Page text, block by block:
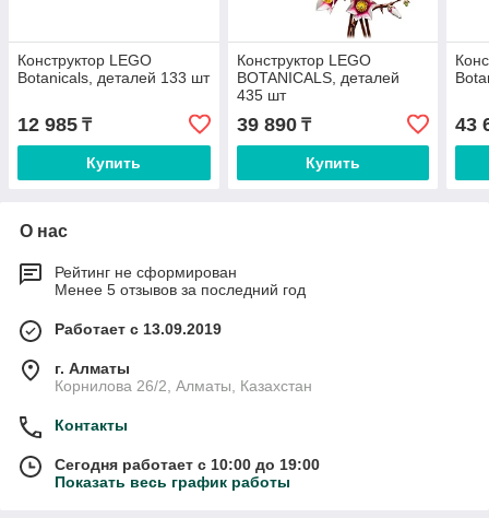
Конструктор LEGO
Botanicals, деталей 133 шт
12 985 ₸
Купить
Конструктор LEGO
BOTANICALS, деталей
435 шт
39 890₸
Купить
43
О нас
Рейтинг не сформирован
Менее 5 отзывов за последний год
Работает с 13.09.2019
г. Алматы
Корнилова 26/2, Алматы, Казахстан
Контакты
Сегодня работает с 10:00 до 19:00
Показать весь график работы